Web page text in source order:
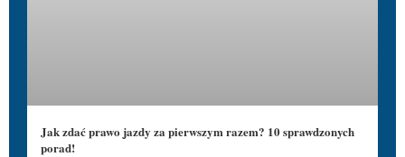
Jak zdać prawo jazdy za pierwszym razem? 10 sprawdzonych
porad!